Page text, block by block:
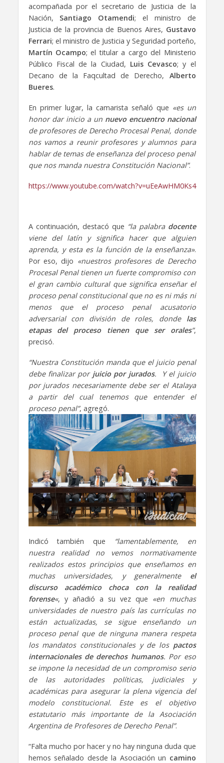
acompañada por el secretario de Justicia de la
Nación, Santiago Otamendi; el ministro de
Justicia de la provincia de Buenos Aires, Gustavo
Ferrari; el ministro de Justicia y Seguridad porteño,
Martín Ocampo; el titular a cargo del Ministerio
Público Fiscal de la Ciudad, Luis Cevasco; y el
Decano de la Faqcultad de Derecho, Alberto
Bueres.
En primer lugar, la camarista señaló que «es un
honor dar inicio a un nuevo encuentro nacional
de profesores de Derecho Procesal Penal, donde
nos vamos a reunir profesores y alumnos para
hablar de temas de enseñanza del proceso penal
que nos manda nuestra Constitución Nacional”.
https://www.youtube.com/watch?v=uEeAwHM0Ks4
A continuación, destacó que “la palabra docente
viene del latín y significa hacer que alguien
aprenda, y esta es la función de la enseñanza».
Por eso, dijo «nuestros profesores de Derecho
Procesal Penal tienen un fuerte compromiso con
el gran cambio cultural que significa enseñar el
proceso penal constitucional que no es ni más ni
menos que el proceso penal acusatorio
adversarial con división de roles, donde las
etapas del proceso tienen que ser orales”,
precisó.
“Nuestra Constitución manda que el juicio penal
debe finalizar porjuicio por jurados. Y el juicio
por jurados necesariamente debe ser el Atalaya
a partir del cual tenemos que entender el
proceso penal”, agregó.
Indicó también que
“lamentablemente, en
nuestra realidad no vemos normativamente
realizados estos principios que enseñamos en
muchas universidades, y generalmente el
discurso académico choca con la realidad
forense«, y añadió a su vez que «en muchas
universidades de nuestro país las currículas no
están actualizadas, se sigue enseñando un
proceso penal que de ninguna manera respeta
los mandatos constitucionales y de lospactos
internacionales de derechos humanos. Por eso
se impone la necesidad de un compromiso serio
de las autoridades políticas, judiciales y
académicas para asegurar la plena vigencia del
modelo constitucional. Este es el objetivo
estatutario más importante de la Asociación
Argentina de Profesores de Derecho Penal”.
“Falta mucho por hacer y no hay ninguna duda que
hemos señalado desde la Asociación un camino